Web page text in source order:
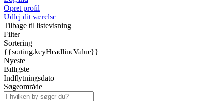
Opret profil
Udlej dit værelse
Tilbage til listevisning
Filter
Sortering
{{sorting.keyHeadlineValue}}
Nyeste
Billigste
Indflytningsdato
Søgeområde